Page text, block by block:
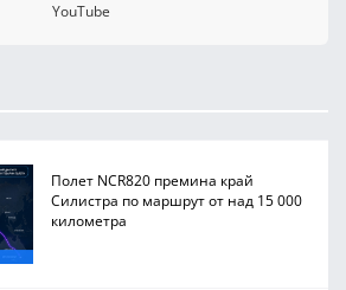
YouTube
Полет NCR820 премина край
Силистра по маршрут от над 15 000
километра